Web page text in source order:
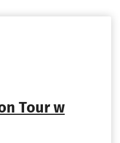
Tour w